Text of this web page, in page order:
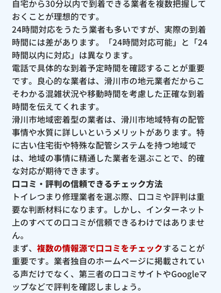
自宅から30分以内で到着できる業者を複数把握して
おくことが理想的です。
24時間対応をうたう業者も多いですが、実際の到着
時間には差があります。「24時間対応可能」と「24
時間以内に対応」は異なります。
電話で具体的な到着予定時間を確認することが重要
です。良心的な業者は、滑川市の地元業者だからこ
そわかる混雑状況や移動時間を考慮した正確な到着
時間を伝えてくれます。
滑川市地域密着型の業者は、滑川市地域特有の配管
事情や水質に詳しいというメリットがあります。特
に古い住宅街や特殊な配管システムを持つ地域で
は、地域の事情に精通した業者を選ぶことで、的確
な対応が期待できます。
口コミ・評判の信頼できるチェック方法
トイレつまり修理業者を選ぶ際、口コミや評判は重
要な判断材料になります。しかし、インターネット
上のすべての口コミが信頼できるわけではありませ
ん。
まず、 複数の情報源で口コミをチェックすることが
重要です。業者独自のホームページに掲載されてい
る声だけでなく、第三者の口コミサイトやGoogleマ
ップなどで評判を確認しましょう。